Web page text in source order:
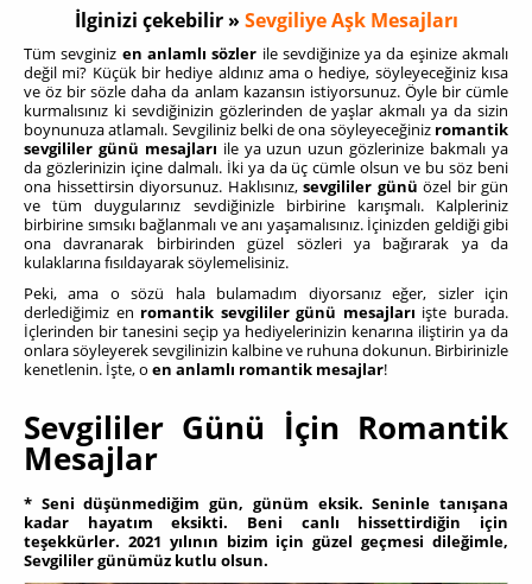
İlginizi çekebilir » Sevgiliye Aşk Mesajları
Tüm sevginiz en anlamlı sözler ile sevdiğinize ya da eşinize akmalı
değil mi? Küçük bir hediye aldınız ama o hediye, söyleyeceğiniz kısa
ve öz bir sözle daha da anlam kazansın istiyorsunuz. Öyle bir cümle
kurmalısınız ki sevdiğinizin gözlerinden de yaşlar akmalı ya da sizin
boynunuza atlamalı. Sevgiliniz belki de ona söyleyeceğiniz romantik
sevgililer günü mesajları ile ya uzun uzun gözlerinize bakmalı ya
da gözlerinizin içine dalmalı. İki ya da üç cümle olsun ve bu söz beni
ona hissettirsin diyorsunuz. Haklısınız, sevgililer günü özel bir gün
ve tüm duygularınız sevdiğinizle birbirine karışmalı. Kalpleriniz
birbirine sımsıkı bağlanmalı ve anı yaşamalısınız. İçinizden geldiği gibi
ona davranarak birbirinden güzel sözleri ya bağırarak ya da
kulaklarına fısıldayarak söylemelisiniz.
Peki, ama o sözü hala bulamadım diyorsanız eğer, sizler için
derlediğimiz en romantik sevgililer günü mesajları işte burada.
İçlerinden bir tanesini seçip ya hediyelerinizin kenarına iliştirin ya da
onlara söyleyerek sevgilinizin kalbine ve ruhuna dokunun. Birbirinizle
kenetlenin. İşte, o en anlamlı romantik mesajlar!
Sevgililer Günü İçin Romantik
Mesajlar
* Seni düşünmediğim gün, günüm eksik. Seninle tanışana
kadar hayatım eksikti. Beni canlı hissettirdiğin için
teşekkürler. 2021 yılının bizim için güzel geçmesi dileğimle,
Sevgililer günümüz kutlu olsun.